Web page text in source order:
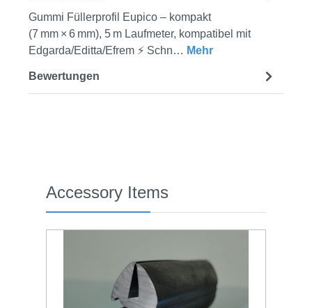
Gummi Füllerprofil Eupico – kompakt
(7 mm × 6 mm), 5 m Laufmeter, kompatibel mit
Edgarda/Editta/Efrem ⚡ Schn… Mehr
Bewertungen
Produktgalerie überspringen
Accessory Items